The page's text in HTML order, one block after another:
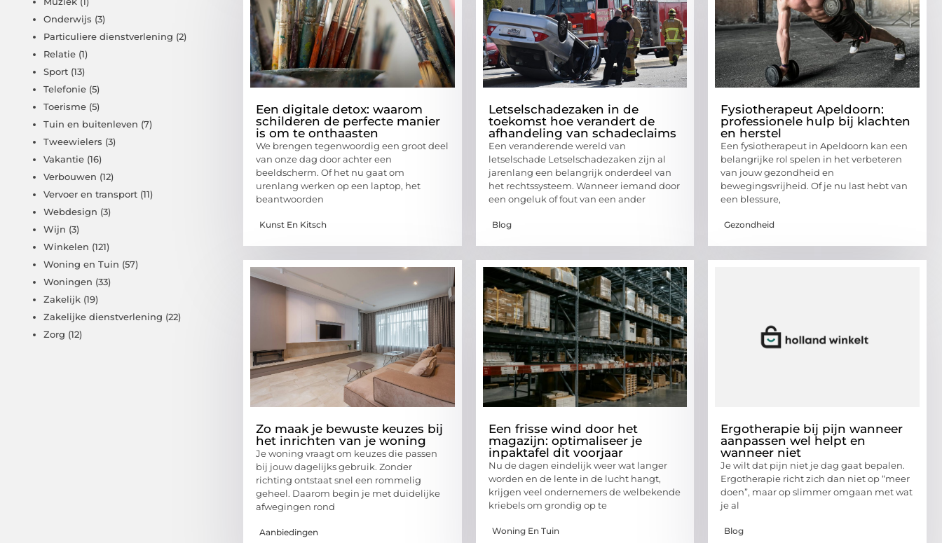
Onderwijs (3)
Particuliere dienstverlening (2)
Relatie (1)
Sport (13)
Telefonie (5)
Toerisme (5)
Tuin en buitenleven (7)
Tweewielers (3)
Vakantie (16)
Verbouwen (12)
Vervoer en transport (11)
Webdesign (3)
Wijn (3)
Winkelen (121)
Woning en Tuin (57)
Woningen (33)
Zakelijk (19)
Zakelijke dienstverlening (22)
Zorg (12)
Een digitale detox: waarom
schilderen de perfecte manier
is om te onthaasten
We brengen tegenwoordig een groot deel
van onze dag door achter een
beeldscherm. Of het nu gaat om
urenlang werken op een laptop, het
beantwoorden
Kunst En Kitsch
Letselschadezaken in de
toekomst hoe verandert de
afhandeling van schadeclaims
Een veranderende wereld van
letselschade Letselschadezaken zijn al
jarenlang een belangrijk onderdeel van
het rechtssysteem. Wanneer iemand door
een ongeluk of fout van een ander
Blog
Fysiotherapeut Apeldoorn:
professionele hulp bij klachten
en herstel
Een fysiotherapeut in Apeldoorn kan een
belangrijke rol spelen in het verbeteren
van jouw gezondheid en
bewegingsvrijheid. Of je nu last hebt van
een blessure,
Gezondheid
Zo maak je bewuste keuzes bij
het inrichten van je woning
Je woning vraagt om keuzes die passen
bij jouw dagelijks gebruik. Zonder
richting ontstaat snel een rommelig
geheel. Daarom begin je met duidelijke
afwegingen rond
Aanbiedingen
Een frisse wind door het
magazijn: optimaliseer je
inpaktafel dit voorjaar
Nu de dagen eindelijk weer wat langer
worden en de lente in de lucht hangt,
krijgen veel ondernemers de welbekende
kriebels om grondig op te
Woning En Tuin
Ergotherapie bij pijn wanneer
aanpassen wel helpt en
wanneer niet
Je wilt dat pijn niet je dag gaat bepalen.
Ergotherapie richt zich dan niet op “meer
doen”, maar op slimmer omgaan met wat
je al
Blog